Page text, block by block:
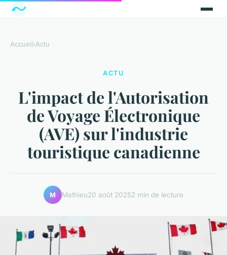
Accueil›Actu
ACTU
L'impact de l'Autorisation
de Voyage Électronique
(AVE) sur l'industrie
touristique canadienne
M Mathieu20 août 20252 min de lecture